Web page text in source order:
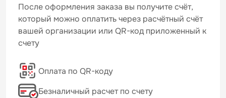
После оформления заказа вы получите счёт,
который можно оплатить через расчётный счёт
вашей организации или QR-код приложенный к
счету
Оплата по QR-коду
Безналичный расчет по счету